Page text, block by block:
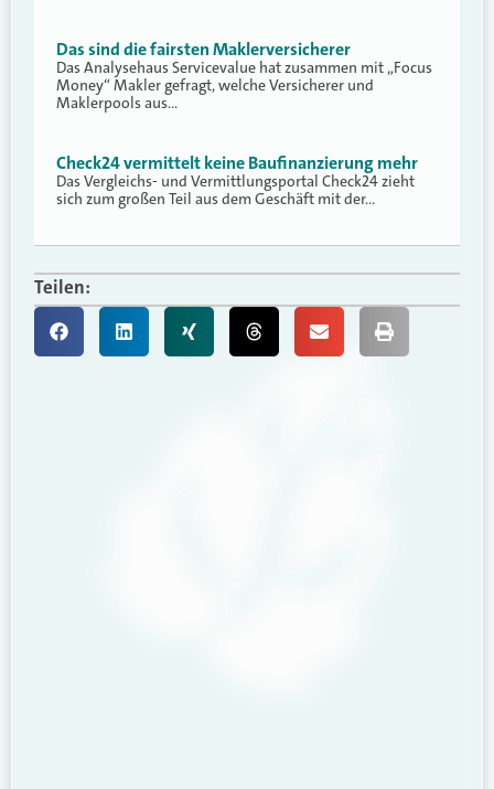
Das sind die fairsten Maklerversicherer
Das Analysehaus Servicevalue hat zusammen mit „Focus
Money“ Makler gefragt, welche Versicherer und
Maklerpools aus…
Check24 vermittelt keine Baufinanzierung mehr
Das Vergleichs- und Vermittlungsportal Check24 zieht
sich zum großen Teil aus dem Geschäft mit der…
Teilen: